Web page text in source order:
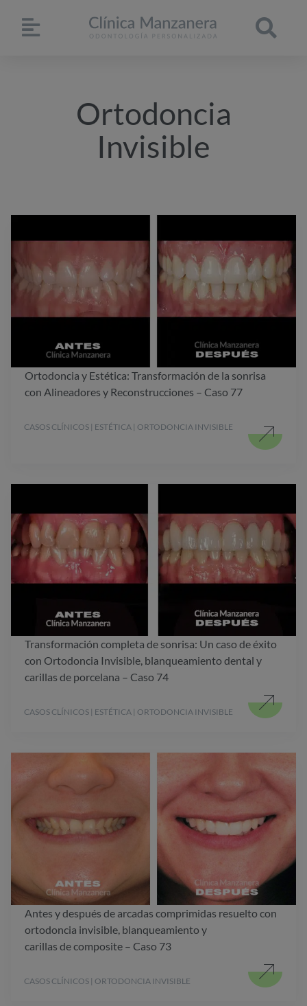
Ortodoncia
Invisible
Ortodoncia y Estética: Transformación de la sonrisa
con Alineadores y Reconstrucciones – Caso 77
CASOS CLÍNICOS | ESTÉTICA | ORTODONCIA INVISIBLE
Transformación completa de sonrisa: Un caso de éxito
con Ortodoncia Invisible, blanqueamiento dental y
carillas de porcelana – Caso 74
CASOS CLÍNICOS | ESTÉTICA | ORTODONCIA INVISIBLE
Antes y después de arcadas comprimidas resuelto con
ortodoncia invisible, blanqueamiento y
carillas de composite – Caso 73
CASOS CLÍNICOS | ORTODONCIA INVISIBLE